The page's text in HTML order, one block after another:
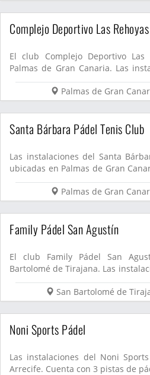
Complejo Deportivo Las Rehoyas
El club Complejo Deportivo
Palmas de Gran Canaria. Las
con 3 pist...
Palmas de Gran
Santa Bárbara Pádel Tenis Club
Las instalaciones del Santa
ubicadas en Palmas de Gran
pád...
Palmas de Gran
Family Pádel San Agustín
El club Family Pádel San
Bartolomé de Tirajana. Las
3 pist...
San Bartolomé de
Noni Sports Pádel
Las instalaciones del Noni
Arrecife. Cuenta con 3 pistas de